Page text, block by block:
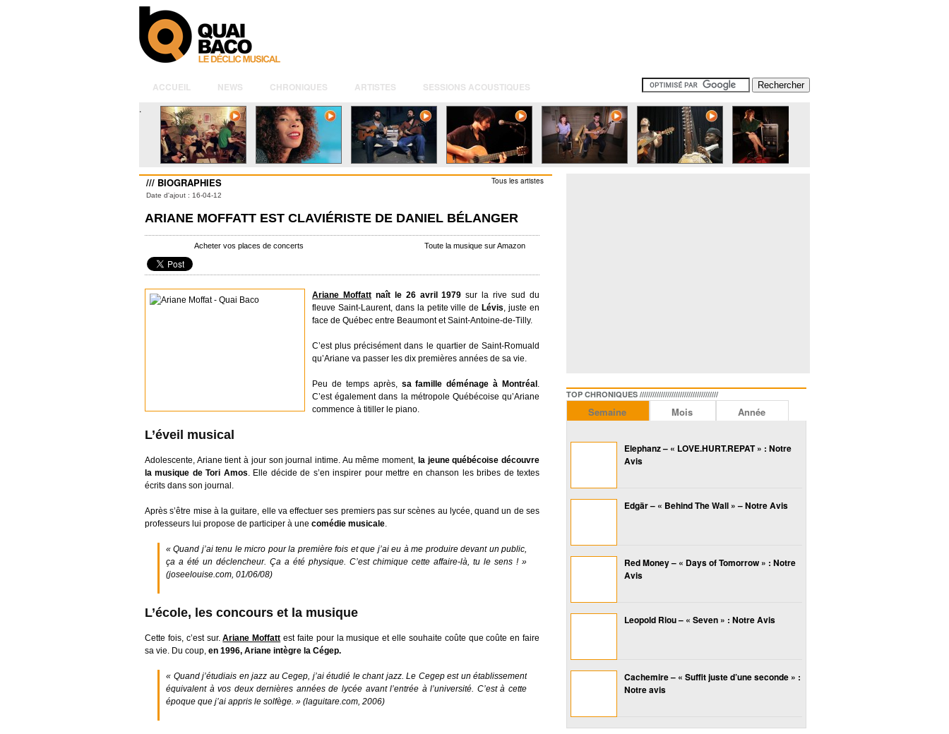
ACCUEIL NEWS CHRONIQUES ARTISTES SESSIONS ACOUSTIQUES
.
/// BIOGRAPHIES Tous les artistes
Date d'ajout : 16-04-12
ARIANE MOFFATT EST CLAVIÉRISTE DE DANIEL BÉLANGER
Acheter vos places de concerts Toute la musique sur Amazon
Ariane Moffattnaît le 26 avril 1979 sur la rive sud du
fleuve Saint-Laurent, dans la petite ville de Lévis, juste en
face de Québec entre Beaumont et Saint-Antoine-de-Tilly.
C’est plus précisément dans le quartier de Saint-Romuald
qu’Ariane va passer les dix premières années de sa vie.
Peu de temps après, sa famille déménage à Montréal .
C’est également dans la métropole Québécoise qu’Ariane
commence à titiller le piano.
L’éveil musical
Adolescente, Ariane tient à jour son journal intime. Au même moment, la jeune québécoise découvre
la musique de Tori Amos. Elle décide de s’en inspirer pour mettre en chanson les bribes de textes
écrits dans son journal.
Après s’être mise à la guitare, elle va effectuer ses premiers pas sur scènes au lycée, quand un de ses
professeurs lui propose de participer à une comédie musicale.
« Quand j’ai tenu le micro pour la première fois et que j’ai eu à me produire devant un public,
ça a été un déclencheur. Ça a été physique. C’est chimique cette affaire-là, tu le sens ! »
(joseelouise.com, 01/06/08)
L’école, les concours et la musique
Cette fois, c’est sur.Ariane Moffatt est faite pour la musique et elle souhaite coûte que coûte en faire
sa vie. Du coup, en 1996, Ariane intègre la Cégep.
« Quand j’étudiais en jazz au Cegep, j’ai étudié le chant jazz. Le Cegep est un établissement
équivalent à vos deux dernières années de lycée avant l’entrée à l’université. C’est à cette
époque que j’ai appris le solfège. » (laguitare.com, 2006)
TOP CHRONIQUES /////////////////////////////////////
Semaine Mois Année
Elephanz – « LOVE.HURT.REPAT » : Notre
Avis
Edgär – « Behind The Wall » – Notre Avis
Red Money – « Days of Tomorrow » : Notre
Avis
Leopold Riou – « Seven » : Notre Avis
Cachemire – « Suffit juste d’une seconde » :
Notre avis